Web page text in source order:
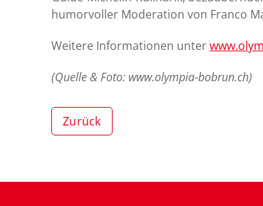
humorvoller Moderation von Franco
Weitere Informationen unter
(Quelle & Foto: www.olympia-bobrun.ch)
Zurück